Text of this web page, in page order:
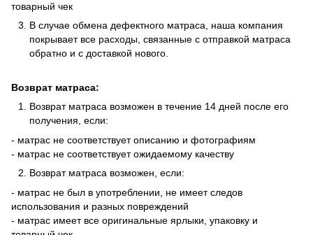
товарный чек
В случае обмена дефектного матраса, наша компания
покрывает все расходы, связанные с отправкой матраса
обратно и с доставкой нового.
Возврат матраса:
Возврат матраса возможен в течение 14 дней после его
получения, если:
- матрас не соответствует описанию и фотографиям
- матрас не соответствует ожидаемому качеству
Возврат матраса возможен, если:
- матрас не был в употреблении, не имеет следов
использования и разных повреждений
- матрас имеет все оригинальные ярлыки, упаковку и